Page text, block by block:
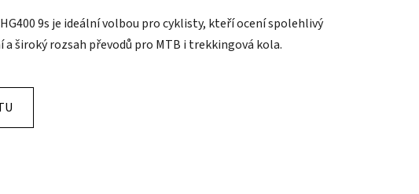
9s je ideální volbou pro cyklisty, kteří ocení spolehlivý
a široký rozsah převodů pro MTB i trekkingová kola.